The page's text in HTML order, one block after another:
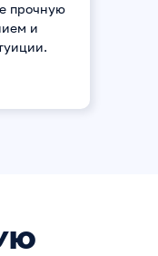
прочную
и